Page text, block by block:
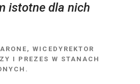
istotne dla nich
WICEDYREKTOR
I PREZES W STANACH